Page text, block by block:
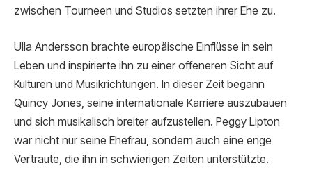
zwischen Tourneen und Studios setzten ihrer Ehe zu.
Ulla Andersson brachte europäische Einflüsse in sein
Leben und inspirierte ihn zu einer offeneren Sicht auf
Kulturen und Musikrichtungen. In dieser Zeit begann
Quincy Jones, seine internationale Karriere auszubauen
und sich musikalisch breiter aufzustellen. Peggy Lipton
war nicht nur seine Ehefrau, sondern auch eine enge
Vertraute, die ihn in schwierigen Zeiten unterstützte.